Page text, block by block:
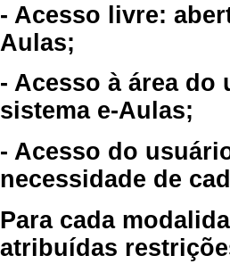
- Acesso livre:
Aulas;
- Acesso à área
sistema e-Aulas;
- Acesso do
necessidade de
Para cada
atribuídas